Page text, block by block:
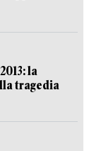
la
tragedia